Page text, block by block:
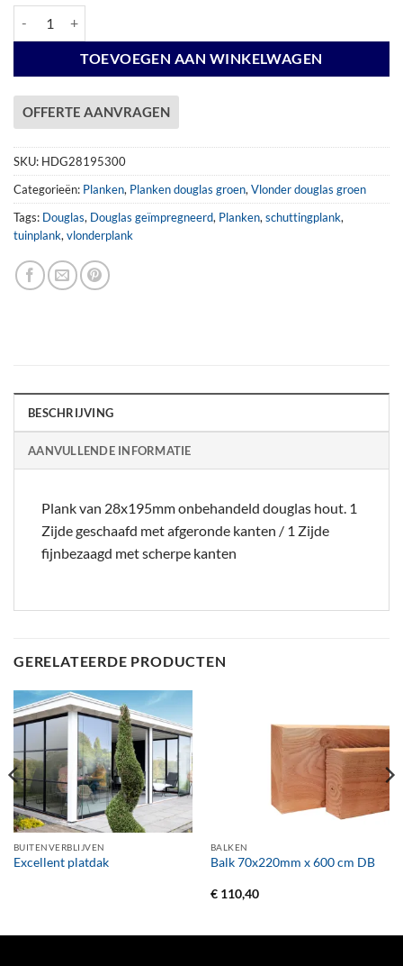
TOEVOEGEN AAN WINKELWAGEN
OFFERTE AANVRAGEN
SKU: HDG28195300
Categorieën: Planken, Planken douglas groen,Vlonder douglas groen
Tags: Douglas, Douglas geïmpregneerd, Planken,schuttingplank,
tuinplank,vlonderplank
BESCHRIJVING
AANVULLENDE INFORMATIE
Plank van 28x195mm onbehandeld douglas hout. 1
Zijde geschaafd met afgeronde kanten / 1 Zijde
fijnbezaagd met scherpe kanten
GERELATEERDE PRODUCTEN
BUITENVERBLIJVEN
Excellent platdak
BALKEN
Balk 70x220mm x 600 cm DB
€110,40